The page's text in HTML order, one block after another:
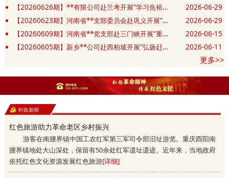
【20260626期】**有限公司赴兰考开展“学习焦裕禄精神 锤炼坚强党性”主题教育活动
2026-06-29
【20260623期】河南省**支部委员会赴巩义开展“党建共建凝合力 清风廉洁筑防线”主题党日活动
2026-06-29
【20260609期】河南省**党支部赴三门峡开展“重走长征红色足迹 赓续初心薪火相传”主题党日活动
2026-06-15
【20260605期】新乡**公司赴西柏坡开展“弘扬赶考精神 砥砺实干作风”红色教育培训班
2026-06-11
更多>>
时政新闻
红色旅游助力革命老区乡村振兴
游客在南腰界镇中国工农红军第三军司令部旧址游览。重庆酉阳南
腰界镇地处大山深处，保留有50余处红军遗址遗迹。近年来，当地政府
依托红色文化资源发展红色旅游[详细]